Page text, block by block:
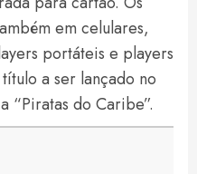
em celulares,
portáteis e players
a ser lançado no
“Piratas do Caribe”.